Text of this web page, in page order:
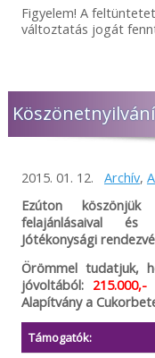
19:00
Figyelem! A
változtatás jogát
2015. 01. 12. Archív,
Ezúton köszönjük
felajánlásaival
Jótékonysági
Örömmel tudatjuk,
jóvoltából:
Alapítvány a
Támogatók: